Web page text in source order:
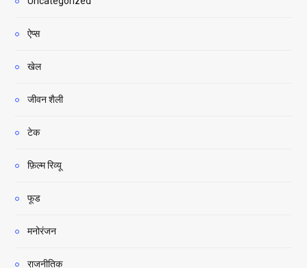
ऐप्स
खेल
जीवन शैली
टेक
फ़िल्म रिव्यू
फूड
मनोरंजन
राजनीतिक